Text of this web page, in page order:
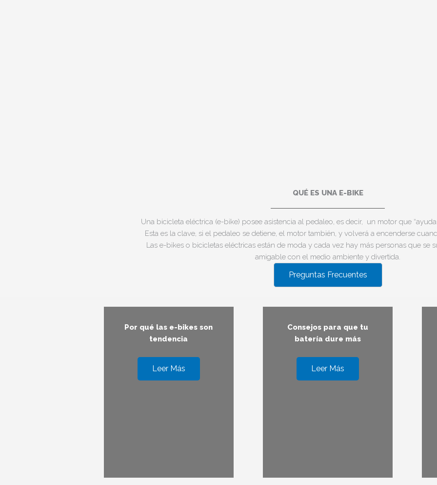
QUÉ ES UNA E-BIKE
Una bicicleta eléctrica (e-bike) posee asistencia al pedaleo, es decir, un motor que
Esta es la clave, si el pedaleo se detiene, el motor también, y volverá a encenderse
Las e-bikes o bicicletas eléctricas están de moda y cada vez hay más personas que se
amigable con el medio ambiente y divertida.
Preguntas Frecuentes
Por qué las e-bikes son
tendencia
Leer Más
Consejos para que tu
batería dure más
Leer Más